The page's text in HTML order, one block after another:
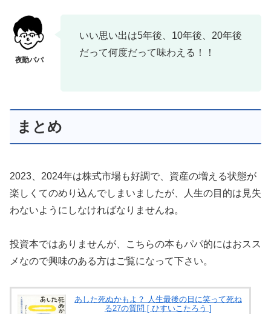
いい思い出は5年後、10年後、20年後
だって何度だって味わえる！！
まとめ
2023、2024年は株式市場も好調で、資産の増える状態が
楽しくてのめり込んでしまいましたが、人生の目的は見失
わないようにしなければなりませんね。
投資本ではありませんが、こちらの本もパパ的にはおスス
メなので興味のある方はご覧になって下さい。
あした死ぬかもよ？ 人生最後の日に笑って死ね
る27の質問 [ ひすいこたろう ]